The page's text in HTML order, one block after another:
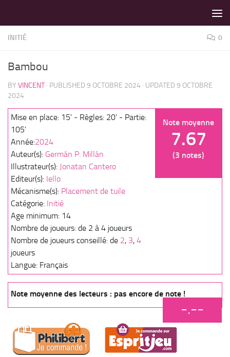
INITIÉ 0
Bambou
BY VINCENT · PUBLISHED 9 OCTOBRE 2024 · UPDATED 9 OCTOBRE
2024
Note moyenne
7.67
(3 notes)
Mise en place: 15' - Règles: 20' - Partie:
105'
Année:2024
Auteur(s): Germán P. Millán
Illustrateur(s): Jonatan Cantero
Editeur(s): Iello
Mécanisme(s): Placement de tuile
Catégorie: Initié
Age minimum: 14
Nombre de joueurs: de 2 à 4 joueurs
Nombre de joueurs conseillé: de 2, 3, 4
joueurs
Langue: Français
Note moyenne des lecteurs : pas encore de note !
-.--